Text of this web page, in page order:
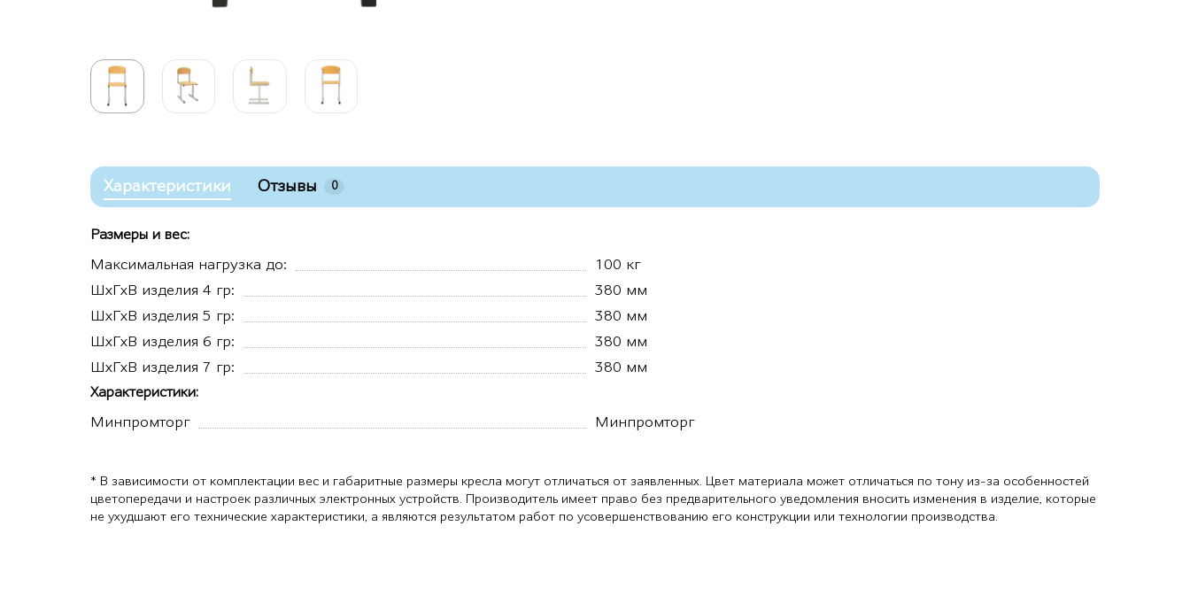
Характеристики Отзывы 0
Размеры и вес:
Максимальная нагрузка до:
100 кг
ШхГхВ изделия 4 гр:
380 мм
ШхГхВ изделия 5 гр:
380 мм
ШхГхВ изделия 6 гр:
380 мм
ШхГхВ изделия 7 гр:
380 мм
Характеристики:
Минпромторг Минпромторг
* В зависимости от комплектации вес и габаритные размеры кресла могут отличаться от заявленных. Цвет материала может отличаться по тону из-за особенностей
цветопередачи и настроек различных электронных устройств. Производитель имеет право без предварительного уведомления вносить изменения в изделие, которые
не ухудшают его технические характеристики, а являются результатом работ по усовершенствованию его конструкции или технологии производства.